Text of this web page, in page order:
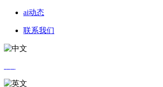
ai动态
联系我们